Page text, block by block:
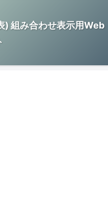
) 組み合わせ表示用Web